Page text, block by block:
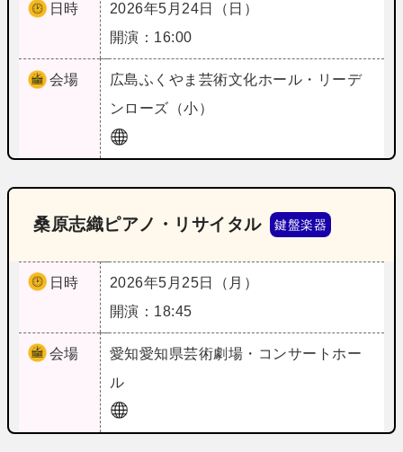
日時
2026年5月24日（日）
開演：16:00
会場 広島ふくやま芸術文化ホール・リーデ
ンローズ（小）
桑原志織ピアノ・リサイタル 鍵盤楽器
日時
2026年5月25日（月）
開演：18:45
会場 愛知愛知県芸術劇場・コンサートホー
ル